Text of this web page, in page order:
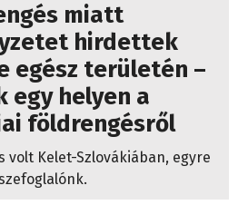
miatt
hirdettek
egész területén –
egy helyen a
földrengésről
volt Kelet-Szlovákiában, egyre